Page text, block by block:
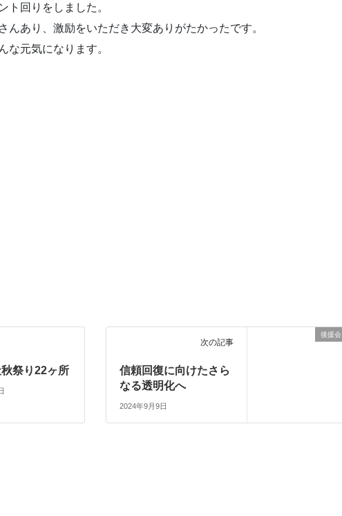
ト回りをしました。
んあり、激励をいただき大変ありがたかったです。
な元気になります。
祭り22ヶ所
後援会
次の記事
信頼回復に向けたさら
なる透明化へ
2024年9月9日